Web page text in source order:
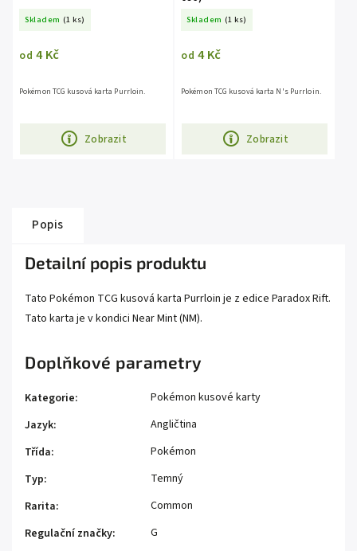
Skladem (1 ks)
od 4 Kč
Zobrazit
Pokémon TCG kusová karta Purrloin.
Skladem (1 ks)
od 4 Kč
Zobrazit
Pokémon TCG kusová karta N's Purrloin.
Popis
Detailní popis produktu
Tato Pokémon TCG kusová karta Purrloin je z edice Paradox Rift.
Tato karta je v kondici Near Mint (NM).
Doplňkové parametry
Kategorie:
Pokémon kusové karty
Jazyk:
Angličtina
Třída:
Pokémon
Typ:
Temný
Rarita:
Common
Regulační značky:
G